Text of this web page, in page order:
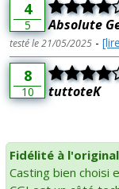
4
5 Absolute
testé le 21/05/2025 -
8
10 tuttoteK
Fidélité à
Casting bien choisi